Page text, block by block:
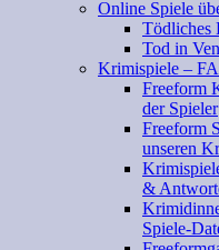
Online Spiele
Tödliches
Tod in
Krimispiele –
Freeform
der Spieler
Freeform
unseren
&
Spiele-